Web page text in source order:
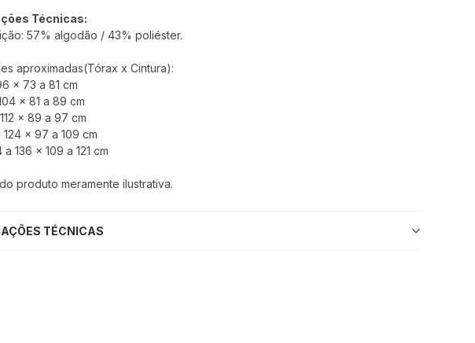
Técnicas:
57% algodão / 43% poliéster.
aproximadas(Tórax x Cintura):
x 73 a 81 cm
x 81 a 89 cm
x 89 a 97 cm
124 x 97 a 109 cm
a 136 x 109 a 121 cm
produto meramente ilustrativa.
TÉCNICAS